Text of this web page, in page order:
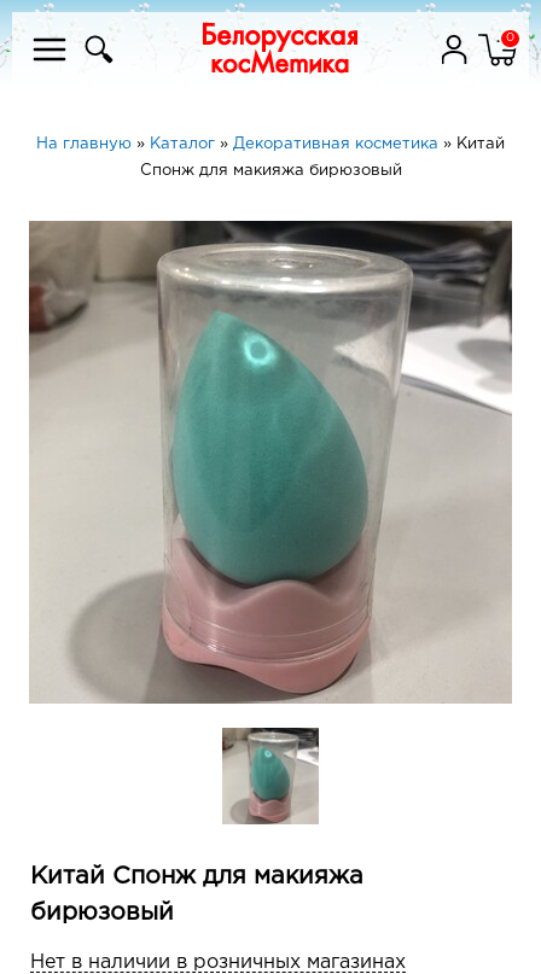
0
На главную » Каталог » Декоративная косметика » Китай
Спонж для макияжа бирюзовый
Китай Спонж для макияжа
бирюзовый
Нет в наличии в розничных магазинах